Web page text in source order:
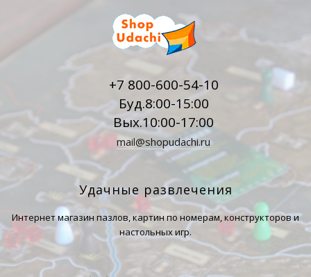
+7 800-600-54-10
Буд.8:00-15:00
Вых.10:00-17:00
mail@shopudachi.ru
Удачные развлечения
Интернет магазин пазлов, картин по номерам, конструкторов и
настольных игр.